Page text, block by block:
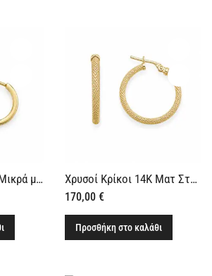
Χρυσά 9Κ Κρικάκια Μικρά με Πέτρες Ζιργκόν Χρυσοί Κρίκοι 14Κ Ματ Στρογγυλοί
170,00 €
Προσθήκη στο καλάθι